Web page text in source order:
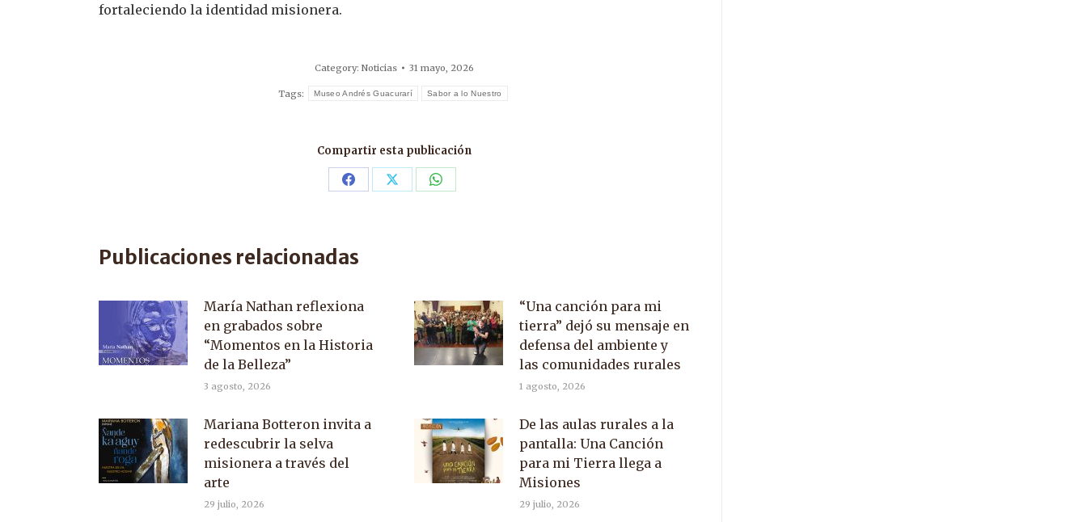
fortaleciendo la identidad misionera.
Category: Noticias 31 mayo, 2026
Tags: Museo Andrés Guacurarí Sabor a lo Nuestro
Compartir esta publicación
Share Share Share
Publicaciones relacionadas
María Nathan reflexiona
en grabados sobre
“Momentos en la Historia
de la Belleza”
3 agosto, 2026
“Una canción para mi
tierra” dejó su mensaje en
defensa del ambiente y
las comunidades rurales
1 agosto, 2026
Mariana Botteron invita a
redescubrir la selva
misionera a través del
arte
29 julio, 2026
De las aulas rurales a la
pantalla: Una Canción
para mi Tierra llega a
Misiones
29 julio, 2026